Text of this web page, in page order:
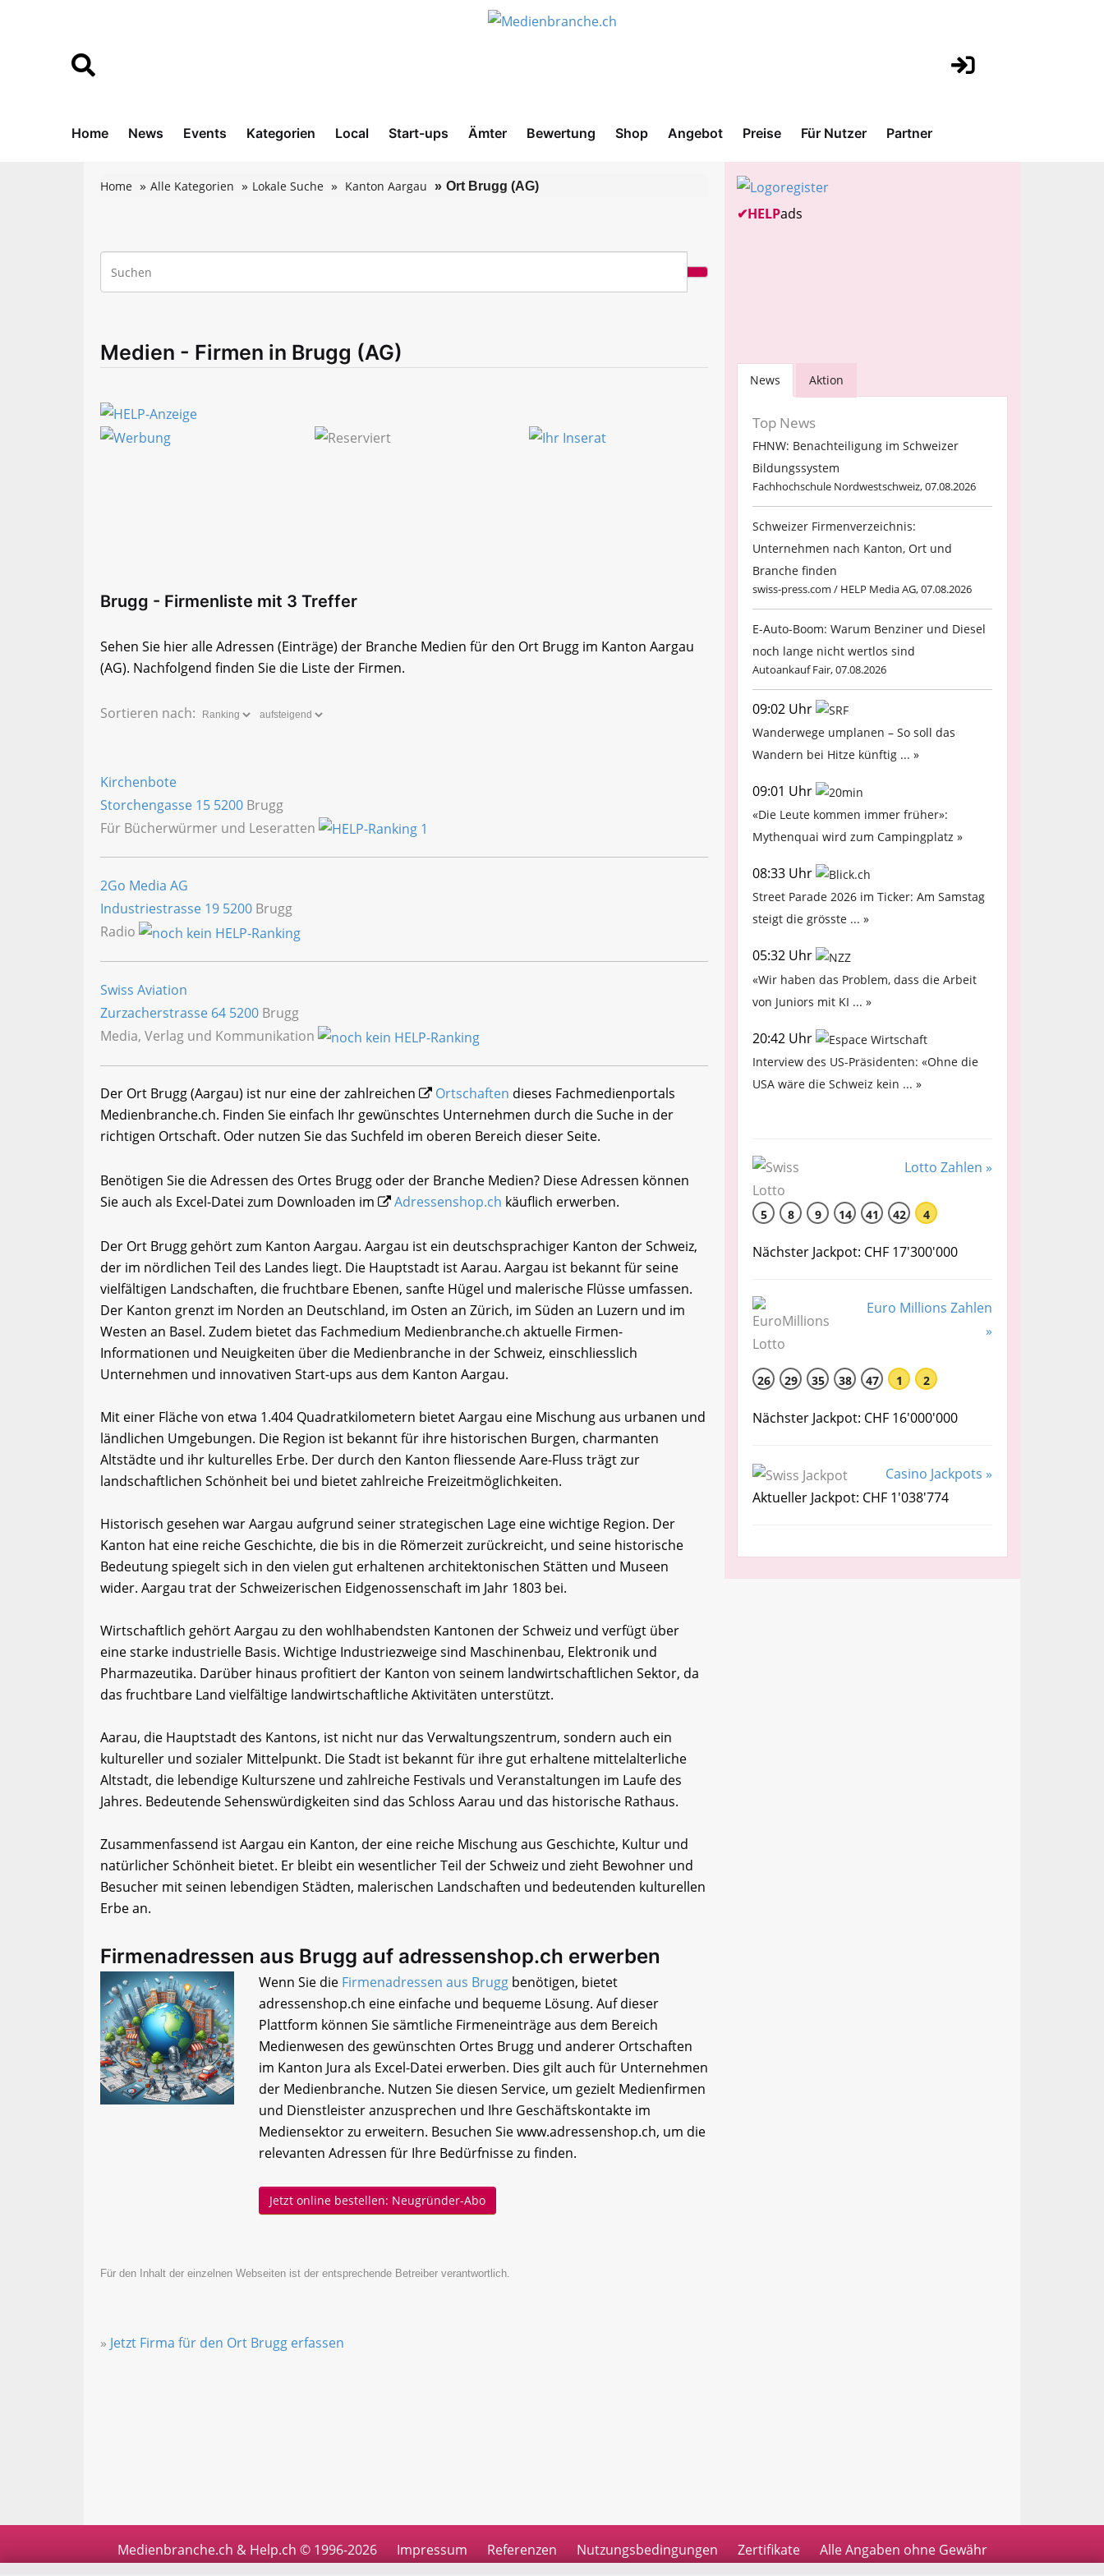
Home News Events Kategorien Local Start-ups Ämter Bewertung Shop Angebot Preise Für Nutzer Partner
Home Alle Kategorien Lokale Suche Kanton Aargau Ort Brugg (AG)
Medien - Firmen in Brugg (AG)
Brugg - Firmenliste mit 3 Treffer
Sehen Sie hier alle Adressen (Einträge) der Branche Medien für den Ort Brugg im Kanton Aargau
(AG). Nachfolgend finden Sie die Liste der Firmen.
Sortieren nach:
Kirchenbote
Storchengasse 15 5200 Brugg
Für Bücherwürmer und Leseratten
2Go Media AG
Industriestrasse 19 5200 Brugg
Radio
Swiss Aviation
Zurzacherstrasse 64 5200 Brugg
Media, Verlag und Kommunikation
Der Ort Brugg (Aargau) ist nur eine der zahlreichen Ortschaften dieses Fachmedienportals
Medienbranche.ch. Finden Sie einfach Ihr gewünschtes Unternehmen durch die Suche in der
richtigen Ortschaft. Oder nutzen Sie das Suchfeld im oberen Bereich dieser Seite.
Benötigen Sie die Adressen des Ortes Brugg oder der Branche Medien? Diese Adressen können
Sie auch als Excel-Datei zum Downloaden im
Adressenshop.ch käuflich erwerben.
Der Ort Brugg gehört zum Kanton Aargau. Aargau ist ein deutschsprachiger Kanton der Schweiz,
der im nördlichen Teil des Landes liegt. Die Hauptstadt ist Aarau. Aargau ist bekannt für seine
vielfältigen Landschaften, die fruchtbare Ebenen, sanfte Hügel und malerische Flüsse umfassen.
Der Kanton grenzt im Norden an Deutschland, im Osten an Zürich, im Süden an Luzern und im
Westen an Basel. Zudem bietet das Fachmedium Medienbranche.ch aktuelle Firmen-
Informationen und Neuigkeiten über die Medienbranche in der Schweiz, einschliesslich
Unternehmen und innovativen Start-ups aus dem Kanton Aargau.
Mit einer Fläche von etwa 1.404 Quadratkilometern bietet Aargau eine Mischung aus urbanen und
ländlichen Umgebungen. Die Region ist bekannt für ihre historischen Burgen, charmanten
Altstädte und ihr kulturelles Erbe. Der durch den Kanton fliessende Aare-Fluss trägt zur
landschaftlichen Schönheit bei und bietet zahlreiche Freizeitmöglichkeiten.
Historisch gesehen war Aargau aufgrund seiner strategischen Lage eine wichtige Region. Der
Kanton hat eine reiche Geschichte, die bis in die Römerzeit zurückreicht, und seine historische
Bedeutung spiegelt sich in den vielen gut erhaltenen architektonischen Stätten und Museen
wider. Aargau trat der Schweizerischen Eidgenossenschaft im Jahr 1803 bei.
Wirtschaftlich gehört Aargau zu den wohlhabendsten Kantonen der Schweiz und verfügt über
eine starke industrielle Basis. Wichtige Industriezweige sind Maschinenbau, Elektronik und
Pharmazeutika. Darüber hinaus profitiert der Kanton von seinem landwirtschaftlichen Sektor, da
das fruchtbare Land vielfältige landwirtschaftliche Aktivitäten unterstützt.
Aarau, die Hauptstadt des Kantons, ist nicht nur das Verwaltungszentrum, sondern auch ein
kultureller und sozialer Mittelpunkt. Die Stadt ist bekannt für ihre gut erhaltene mittelalterliche
Altstadt, die lebendige Kulturszene und zahlreiche Festivals und Veranstaltungen im Laufe des
Jahres. Bedeutende Sehenswürdigkeiten sind das Schloss Aarau und das historische Rathaus.
Zusammenfassend ist Aargau ein Kanton, der eine reiche Mischung aus Geschichte, Kultur und
natürlicher Schönheit bietet. Er bleibt ein wesentlicher Teil der Schweiz und zieht Bewohner und
Besucher mit seinen lebendigen Städten, malerischen Landschaften und bedeutenden kulturellen
Erbe an.
Firmenadressen aus Brugg auf adressenshop.ch erwerben
Wenn Sie die Firmenadressen aus Bruggbenötigen, bietet
adressenshop.ch eine einfache und bequeme Lösung. Auf dieser
Plattform können Sie sämtliche Firmeneinträge aus dem Bereich
Medienwesen des gewünschten Ortes Brugg und anderer Ortschaften
im Kanton Jura als Excel-Datei erwerben. Dies gilt auch für Unternehmen
der Medienbranche. Nutzen Sie diesen Service, um gezielt Medienfirmen
und Dienstleister anzusprechen und Ihre Geschäftskontakte im
Mediensektor zu erweitern. Besuchen Sie www.adressenshop.ch, um die
relevanten Adressen für Ihre Bedürfnisse zu finden.
Jetzt online bestellen: Neugründer-Abo
Für den Inhalt der einzelnen Webseiten ist der entsprechende Betreiber verantwortlich.
» Jetzt Firma für den Ort Brugg erfassen
✔HELPads
News Aktion
Top News
FHNW: Benachteiligung im Schweizer
Bildungssystem
Fachhochschule Nordwestschweiz, 07.08.2026
Schweizer Firmenverzeichnis:
Unternehmen nach Kanton, Ort und
Branche finden
swiss-press.com / HELP Media AG, 07.08.2026
E-Auto-Boom: Warum Benziner und Diesel
noch lange nicht wertlos sind
Autoankauf Fair, 07.08.2026
09:02 Uhr
Wanderwege umplanen – So soll das
Wandern bei Hitze künftig ... »
09:01 Uhr
«Die Leute kommen immer früher»:
Mythenquai wird zum Campingplatz »
08:33 Uhr
Street Parade 2026 im Ticker: Am Samstag
steigt die grösste ... »
05:32 Uhr
«Wir haben das Problem, dass die Arbeit
von Juniors mit KI ... »
20:42 Uhr
Interview des US-Präsidenten: «Ohne die
USA wäre die Schweiz kein ... »
Lotto Zahlen »
5 8 9 14 41 42 4
Nächster Jackpot: CHF 17'300'000
Euro Millions Zahlen
»
26 29 35 38 47 1 2
Nächster Jackpot: CHF 16'000'000
Casino Jackpots »
Aktueller Jackpot: CHF 1'038'774
Medienbranche.ch & Help.ch © 1996-2026 Impressum Referenzen Nutzungsbedingungen Zertifikate Alle Angaben ohne Gewähr